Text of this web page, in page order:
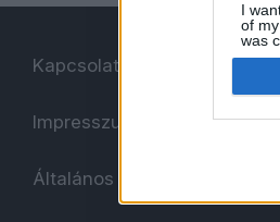
I
of
was
Kapcsolat
Impresszum
Általános adatkezelési